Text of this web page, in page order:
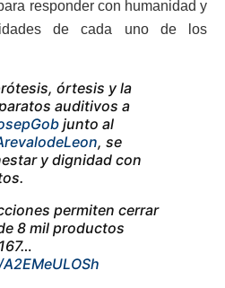
responder con humanidad y
de cada uno de los
órtesis y la
auditivos a
junto al
, se
y dignidad con
permiten cerrar
8 mil productos